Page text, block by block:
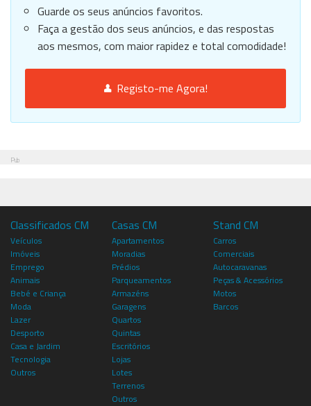
Guarde os seus anúncios favoritos.
Faça a gestão dos seus anúncios, e das respostas
aos mesmos, com maior rapidez e total comodidade!
Registo-me Agora!
Pub
Classificados CM
Veículos
Imóveis
Emprego
Animais
Bebé e Criança
Moda
Lazer
Desporto
Casa e Jardim
Tecnologia
Outros
Casas CM
Apartamentos
Moradias
Prédios
Parqueamentos
Armazéns
Garagens
Quartos
Quintas
Escritórios
Lojas
Lotes
Terrenos
Outros
Stand CM
Carros
Comerciais
Autocaravanas
Peças & Acessórios
Motos
Barcos